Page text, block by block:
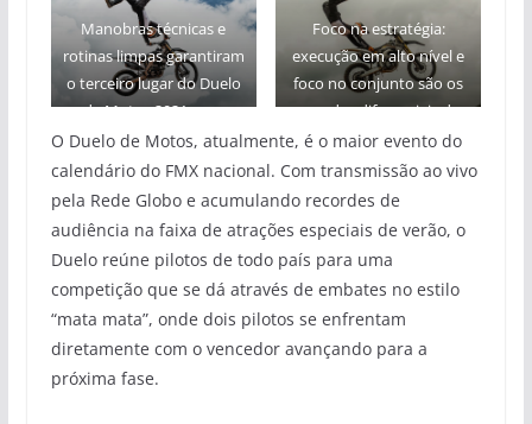
Manobras técnicas e
rotinas limpas garantiram
o terceiro lugar do Duelo
de Motos 2021 para
Marcelo Simões – Foto:
Brumel Neto
Foco na estratégia:
execução em alto nível e
foco no conjunto são os
grandes diferenciais de
Simões – Foto: Luiz
Bueno
O Duelo de Motos, atualmente, é o maior evento do
calendário do FMX nacional. Com transmissão ao vivo
pela Rede Globo e acumulando recordes de
audiência na faixa de atrações especiais de verão, o
Duelo reúne pilotos de todo país para uma
competição que se dá através de embates no estilo
“mata mata”, onde dois pilotos se enfrentam
diretamente com o vencedor avançando para a
próxima fase.